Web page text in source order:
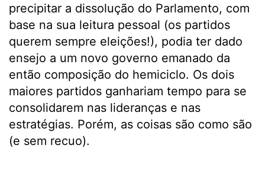
precipitar a dissolução do Parlamento, com
base na sua leitura pessoal (os partidos
querem sempre eleições!), podia ter dado
ensejo a um novo governo emanado da
então composição do hemiciclo. Os dois
maiores partidos ganhariam tempo para se
consolidarem nas lideranças e nas
estratégias. Porém, as coisas são como são
(e sem recuo).